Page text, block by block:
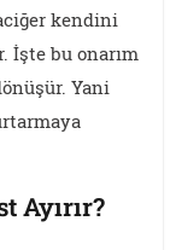
kendini
İşte bu onarım
Yani
Ayırır?